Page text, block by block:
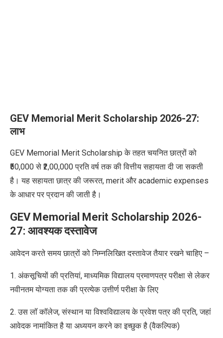
GEV Memorial Merit Scholarship 2026-27:
लाभ
GEV Memorial Merit Scholarship के तहत चयनित छात्रों को
₹50,000 से ₹2,00,000 प्रति वर्ष तक की वित्तीय सहायता दी जा सकती
है। यह सहायता छात्र की जरूरत, merit और academic expenses
के आधार पर प्रदान की जाती है।
GEV Memorial Merit Scholarship 2026-
27: आवश्यक दस्तावेज
आवेदन करते समय छात्रों को निम्नलिखित दस्तावेज तैयार रखने चाहिए –
1. अंकसूचियों की प्रतियां, माध्यमिक विद्यालय प्रमाणपत्र परीक्षा से लेकर
नवीनतम योग्यता तक की प्रत्येक उत्तीर्ण परीक्षा के लिए
2. उस लॉ कॉलेज, संस्थान या विश्वविद्यालय के प्रवेश पत्र की प्रति, जहां
आवेदक नामांकित है या अध्ययन करने का इच्छुक है (वैकल्पिक)